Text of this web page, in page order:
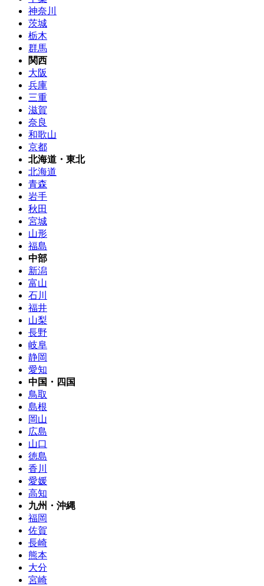
神奈川
茨城
栃木
群馬
関西
大阪
兵庫
三重
滋賀
奈良
和歌山
京都
北海道・東北
北海道
青森
岩手
秋田
宮城
山形
福島
中部
新潟
富山
石川
福井
山梨
長野
岐阜
静岡
愛知
中国・四国
鳥取
島根
岡山
広島
山口
徳島
香川
愛媛
高知
九州・沖縄
福岡
佐賀
長崎
熊本
大分
宮崎